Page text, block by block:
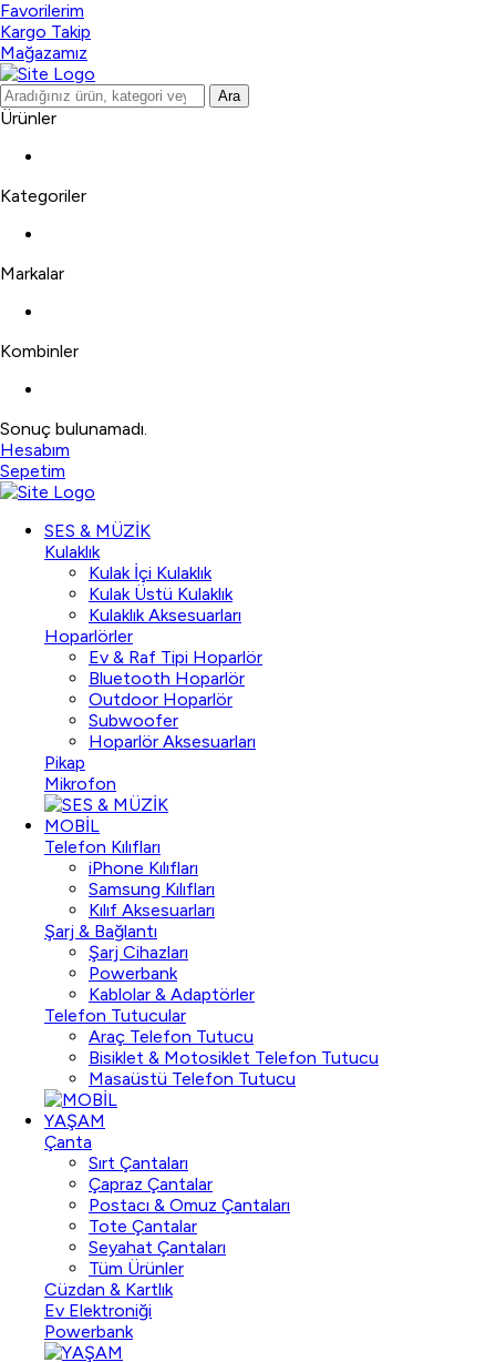
Favorilerim
Kargo Takip
Mağazamız
Ara
Ürünler
Kategoriler
Markalar
Kombinler
Sonuç bulunamadı.
Hesabım
Sepetim
SES & MÜZİK
Kulaklık
Kulak İçi Kulaklık
Kulak Üstü Kulaklık
Kulaklık Aksesuarları
Hoparlörler
Ev & Raf Tipi Hoparlör
Bluetooth Hoparlör
Outdoor Hoparlör
Subwoofer
Hoparlör Aksesuarları
Pikap
Mikrofon
MOBİL
Telefon Kılıfları
iPhone Kılıfları
Samsung Kılıfları
Kılıf Aksesuarları
Şarj & Bağlantı
Şarj Cihazları
Powerbank
Kablolar & Adaptörler
Telefon Tutucular
Araç Telefon Tutucu
Bisiklet & Motosiklet Telefon Tutucu
Masaüstü Telefon Tutucu
YAŞAM
Çanta
Sırt Çantaları
Çapraz Çantalar
Postacı & Omuz Çantaları
Tote Çantalar
Seyahat Çantaları
Tüm Ürünler
Cüzdan & Kartlık
Ev Elektroniği
Powerbank